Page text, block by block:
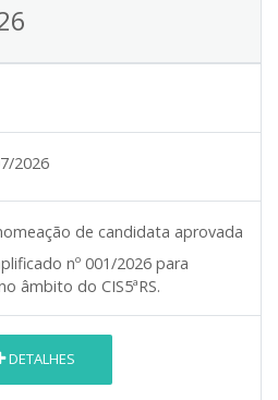
2026
de candidata aprovada
nº 001/2026 para
âmbito do CIS5ªRS.
DETALHES